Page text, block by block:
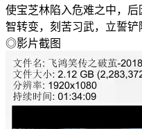
使宝芝林陷入危难之中，
智转变，刻苦习武，立誓铲
◎影片截图